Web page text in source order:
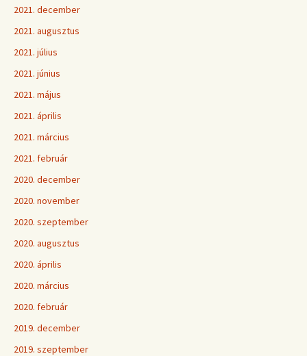
2021. december
2021. augusztus
2021. július
2021. június
2021. május
2021. április
2021. március
2021. február
2020. december
2020. november
2020. szeptember
2020. augusztus
2020. április
2020. március
2020. február
2019. december
2019. szeptember